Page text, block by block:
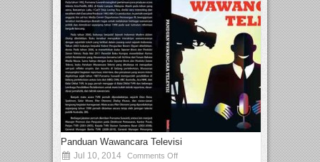
Panduan Wawancara Televisi
Jul 10, 2014 Comments Off